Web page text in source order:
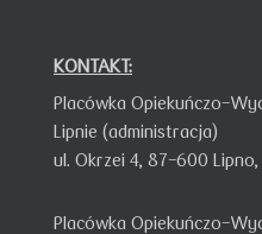
KONTAKT:
Placówka Opiekuńczo-
Lipnie (administracja)
ul. Okrzei 4, 87-600 Lipno,
Placówka Opiekuńczo-